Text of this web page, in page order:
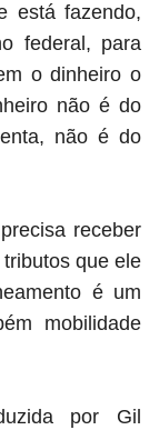
está fazendo,
federal, para
o dinheiro o
não é do
não é do
receber
que ele
é um
mobilidade
por Gil